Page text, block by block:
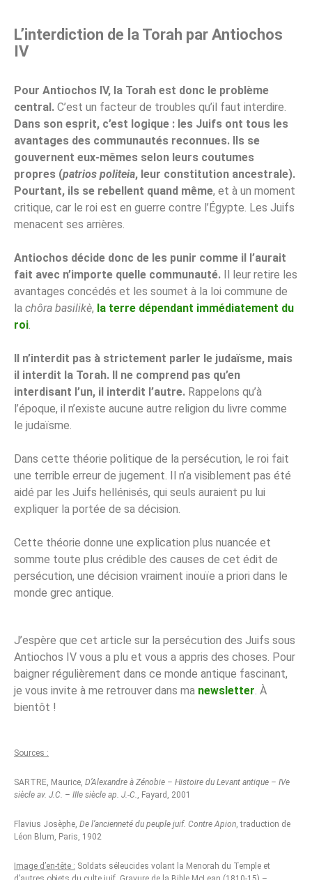
L’interdiction de la Torah par Antiochos
IV
Pour Antiochos IV, la Torah est donc le problème
central. C’est un facteur de troubles qu’il faut interdire.
Dans son esprit, c’est logique : les Juifs ont tous les
avantages des communautés reconnues. Ils se
gouvernent eux-mêmes selon leurs coutumes
propres (patrios politeia, leur constitution ancestrale).
Pourtant, ils se rebellent quand même, et à un moment
critique, car le roi est en guerre contre l’Égypte. Les Juifs
menacent ses arrières.
Antiochos décide donc de les punir comme il l’aurait
fait avec n’importe quelle communauté. Il leur retire les
avantages concédés et les soumet à la loi commune de
la chôra basilikè, la terre dépendant immédiatement du
roi.
Il n’interdit pas à strictement parler le judaïsme, mais
il interdit la Torah. Il ne comprend pas qu’en
interdisant l’un, il interdit l’autre. Rappelons qu’à
l’époque, il n’existe aucune autre religion du livre comme
le judaïsme.
Dans cette théorie politique de la persécution, le roi fait
une terrible erreur de jugement. Il n’a visiblement pas été
aidé par les Juifs hellénisés, qui seuls auraient pu lui
expliquer la portée de sa décision.
Cette théorie donne une explication plus nuancée et
somme toute plus crédible des causes de cet édit de
persécution, une décision vraiment inouïe a priori dans le
monde grec antique.
J’espère que cet article sur la persécution des Juifs sous
Antiochos IV vous a plu et vous a appris des choses. Pour
baigner régulièrement dans ce monde antique fascinant,
je vous invite à me retrouver dans ma newsletter. À
bientôt !
Sources :
SARTRE, Maurice, D’Alexandre à Zénobie – Histoire du Levant antique – IVe
siècle av. J.C. – IIIe siècle ap. J.-C., Fayard, 2001
Flavius Josèphe, De l’ancienneté du peuple juif. Contre Apion, traduction de
Léon Blum, Paris, 1902
Image d’en-tête : Soldats séleucides volant la Menorah du Temple et